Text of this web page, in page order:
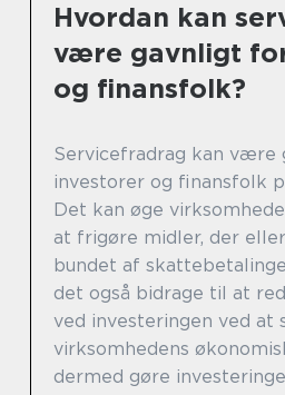
Hvordan kan
være gavnligt
og finansfolk?
Servicefradrag kan være
investorer og finansfolk
Det kan øge
at frigøre midler, der
bundet af
det også bidrage til at
ved investeringen ved at
virksomhedens
dermed gøre